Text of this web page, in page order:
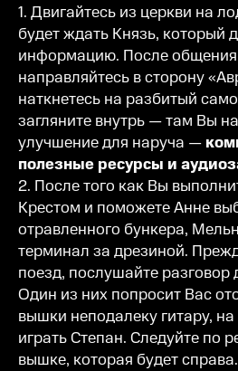
1. Двигайтесь из церкви на
будет ждать Князь, который
информацию. После
направляйтесь в сторону
наткнетесь на разбитый
загляните внутрь — там Вы
улучшение для наруча —
полезные ресурсы и
2. После того как Вы
Крестом и поможете Анне
отравленного бункера,
терминал за дрезиной.
поезд, послушайте разговор
Один из них попросит Вас
вышки неподалеку гитару,
играть Степан. Следуйте по
вышке, которая будет